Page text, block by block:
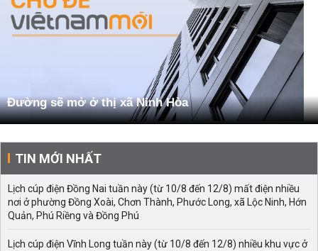
Đường sẽ mở ở thị xã Ninh Hòa
TIN MỚI NHẤT
Lịch cúp điện Đồng Nai tuần này (từ 10/8 đến 12/8) mất điện nhiều
nơi ở phường Đồng Xoài, Chơn Thành, Phước Long, xã Lộc Ninh, Hớn
Quản, Phú Riềng và Đồng Phú
Lịch cúp điện Vĩnh Long tuần này (từ 10/8 đến 12/8) nhiều khu vực ở